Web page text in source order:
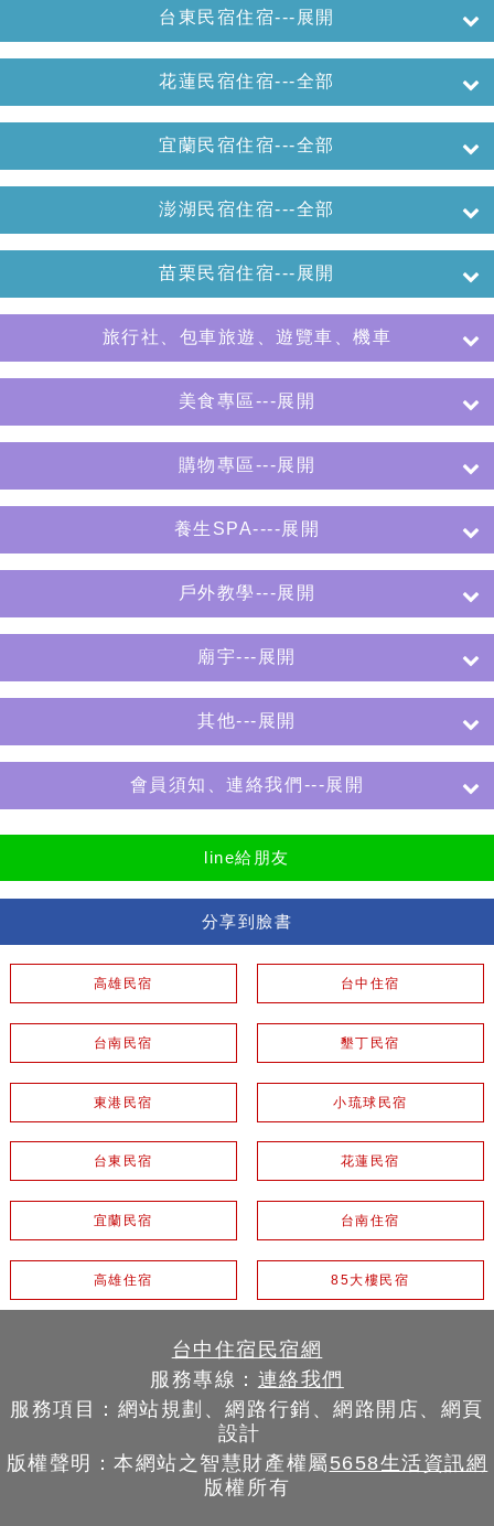
台東民宿住宿---展開
花蓮民宿住宿---全部
宜蘭民宿住宿---全部
澎湖民宿住宿---全部
苗栗民宿住宿---展開
旅行社、包車旅遊、遊覽車、機車
美食專區---展開
購物專區---展開
養生SPA----展開
戶外教學---展開
廟宇---展開
其他---展開
會員須知、連絡我們---展開
line給朋友
分享到臉書
高雄民宿 台中住宿
台南民宿 墾丁民宿
東港民宿 小琉球民宿
台東民宿 花蓮民宿
宜蘭民宿 台南住宿
高雄住宿 85大樓民宿
台中住宿民宿網
服務專線： 連絡我們
服務項目：網站規劃、網路行銷、網路開店、網頁
設計
版權聲明：本網站之智慧財產權屬5658生活資訊網
版權所有